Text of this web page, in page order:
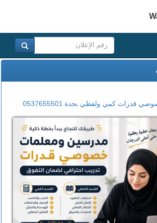
قدرات كمي ولفظي بجدة 0537655501